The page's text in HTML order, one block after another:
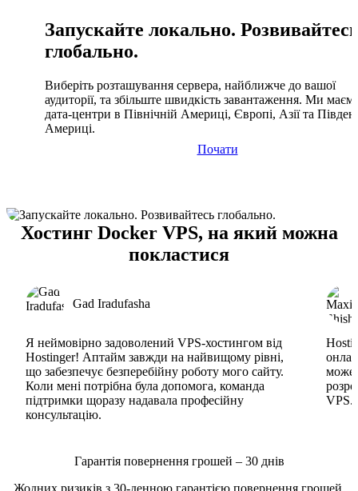
Запускайте локально.
глобально.
Виберіть розташування сервера, найближче до вашої
аудиторії, та збільште швидкість завантаження. Ми
дата-центри в Північній Америці, Європі, Азії та
Америці.
Почати
Хостинг Docker VPS, на який можна
покластися
Gad Iradufasha
Я неймовірно задоволений VPS-хостингом від
Hostinger! Аптайм завжди на найвищому рівні,
що забезпечує безперебійну роботу мого сайту.
Коли мені потрібна була допомога, команда
підтримки щоразу надавала професійну
консультацію.
може
VPS.
Гарантія повернення грошей – 30 днів
Жодних ризиків з 30-денною гарантією повернення грошей.